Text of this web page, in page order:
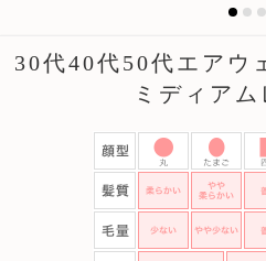
30代40代50代エアウ
ミディア